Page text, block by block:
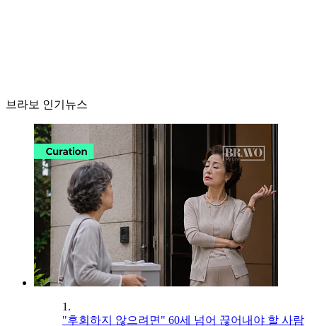
브라보 인기뉴스
1.
"후회하지 않으려면" 60세 넘어 끊어내야 할 사람